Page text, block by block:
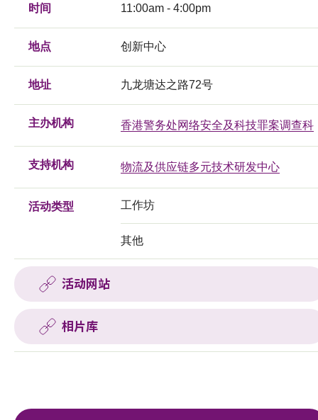
时间 11:00am - 4:00pm
地点 创新中心
地址 九龙塘达之路72号
主办机构 香港警务处网络安全及科技罪案调查科
支持机构 物流及供应链多元技术研发中心
活动类型 工作坊
其他
活动网站
相片库